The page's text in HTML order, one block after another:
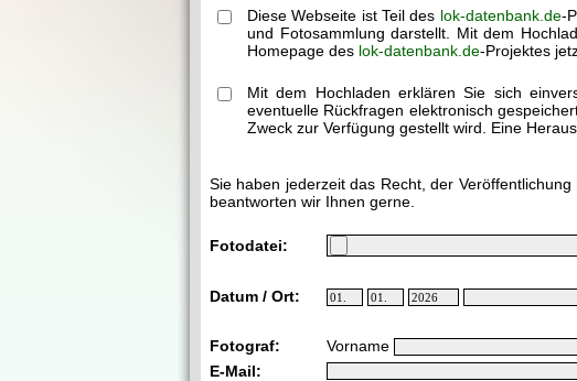
Diese Webseite ist Teil des lok-datenbank.de-
und Fotosammlung darstellt. Mit dem
Homepage des lok-datenbank.de-Projektes
Mit dem Hochladen erklären Sie sich
eventuelle Rückfragen elektronisch
Zweck zur Verfügung gestellt wird. Eine
Sie haben jederzeit das Recht, der
beantworten wir Ihnen gerne.
Fotodatei:
Datum / Ort:
Fotograf: Vorname
E-Mail: